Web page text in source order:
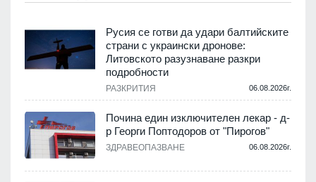
Русия се готви да удари балтийските
страни с украински дронове:
Литовското разузнаване разкри
подробности
РАЗКРИТИЯ 06.08.2026г.
Почина един изключителен лекар - д-
р Георги Поптодоров от "Пирогов"
ЗДРАВЕОПАЗВАНЕ 06.08.2026г.